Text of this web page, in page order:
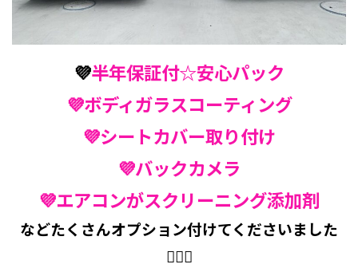
💜半年保証付☆安心パック
💜ボディガラスコーティング
💜シートカバー取り付け
💜バックカメラ
💜エアコンがスクリーニング添加剤
などたくさんオプション付けてくださいました
🙇‍♀️✨